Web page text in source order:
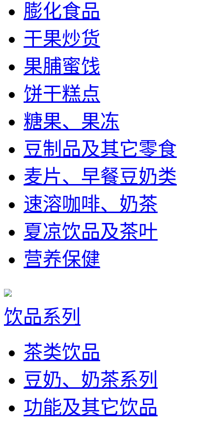
膨化食品
干果炒货
果脯蜜饯
饼干糕点
糖果、果冻
豆制品及其它零食
麦片、早餐豆奶类
速溶咖啡、奶茶
夏凉饮品及茶叶
营养保健
饮品系列
茶类饮品
豆奶、奶茶系列
功能及其它饮品